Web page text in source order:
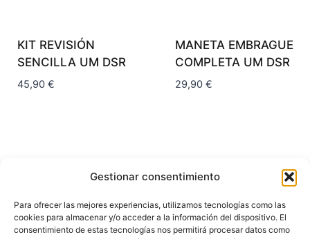
Gestionar consentimiento
Para ofrecer las mejores experiencias, utilizamos tecnologías como las
cookies para almacenar y/o acceder a la información del dispositivo. El
consentimiento de estas tecnologías nos permitirá procesar datos como
KIT REVISIÓN
SENCILLA UM DSR
45,90 €
MANETA EMBRAGUE
COMPLETA UM DSR
29,90 €
CONTACTO